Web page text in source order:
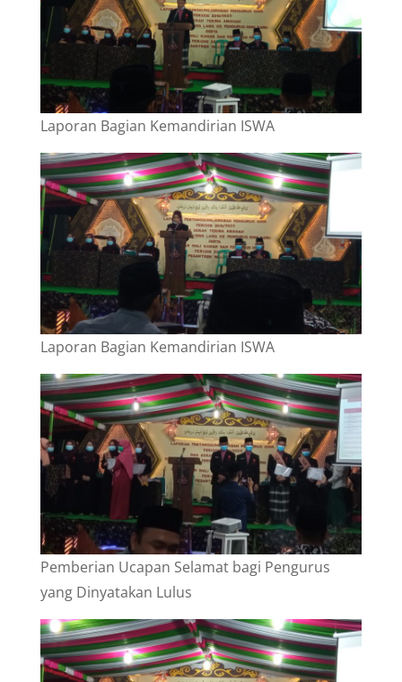
Laporan Bagian Kemandirian ISWA
Laporan Bagian Kemandirian ISWA
Pemberian Ucapan Selamat bagi Pengurus
yang Dinyatakan Lulus